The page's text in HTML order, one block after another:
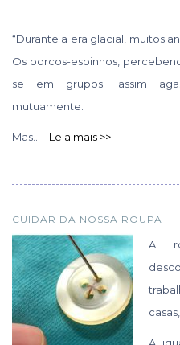
“Durante a era glacial, muitos
Os porcos-espinhos,
se em grupos: assim
mutuamente.
Mas... - Leia mais >>
CUIDAR DA NOSSA ROUPA
A